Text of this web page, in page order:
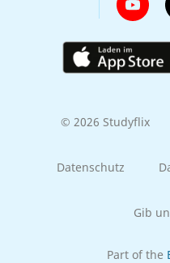
© 2026 Studyflix
Datenschutz
Gib
Part of the